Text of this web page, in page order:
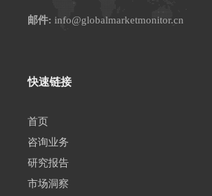
邮件: info@globalmarketmonitor.cn
快速链接
首页
咨询业务
研究报告
市场洞察